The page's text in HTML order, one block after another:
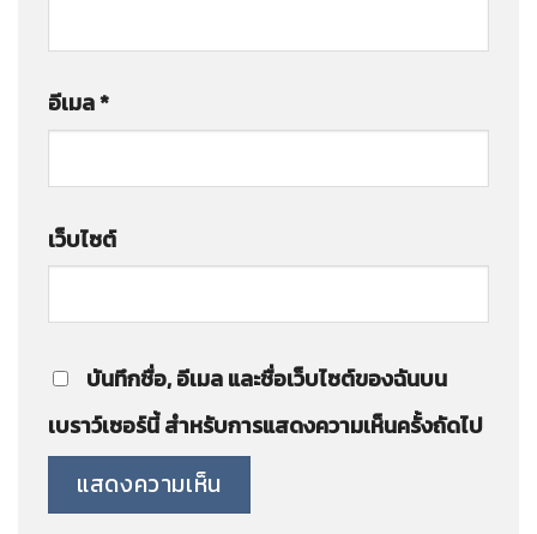
อีเมล*
เว็บไซต์
บันทึกชื่อ, อีเมล และชื่อเว็บไซต์ของฉันบน
เบราว์เซอร์นี้ สำหรับการแสดงความเห็นครั้งถัดไป